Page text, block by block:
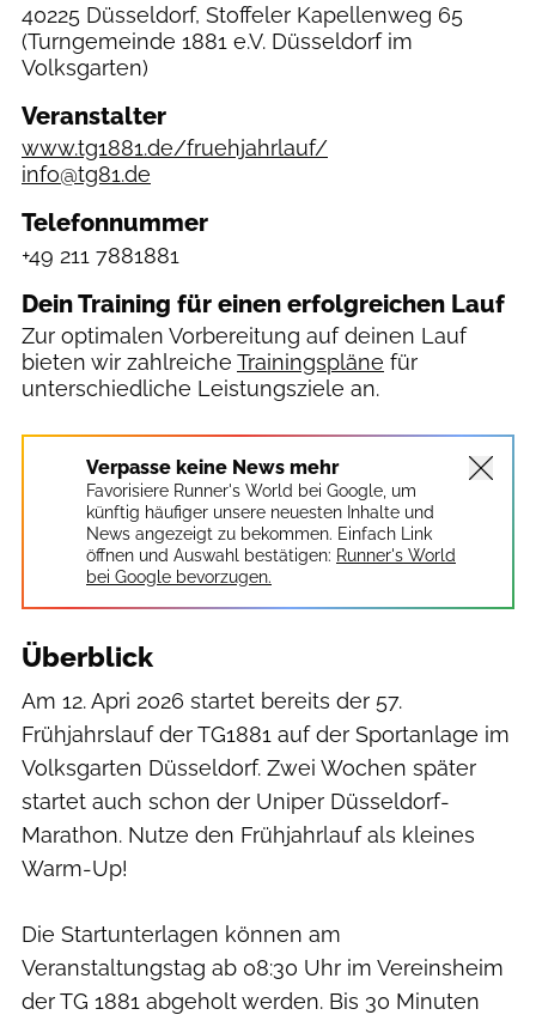
40225 Düsseldorf, Stoffeler Kapellenweg 65
(Turngemeinde 1881 e.V. Düsseldorf im
Volksgarten)
Veranstalter
www.tg1881.de/fruehjahrlauf/
info@tg81.de
Telefonnummer
+49 211 7881881
Dein Training für einen erfolgreichen Lauf
Zur optimalen Vorbereitung auf deinen Lauf
bieten wir zahlreiche Trainingspläne für
unterschiedliche Leistungsziele an.
Verpasse keine News mehr
Favorisiere Runner's World bei Google, um
künftig häufiger unsere neuesten Inhalte und
News angezeigt zu bekommen. Einfach Link
öffnen und Auswahl bestätigen: Runner's World
bei Google bevorzugen.
Überblick
Am 12. Apri 2026 startet bereits der 57.
Frühjahrslauf der TG1881 auf der Sportanlage im
Volksgarten Düsseldorf. Zwei Wochen später
startet auch schon der Uniper Düsseldorf-
Marathon. Nutze den Frühjahrlauf als kleines
Warm-Up!
Die Startunterlagen können am
Veranstaltungstag ab 08:30 Uhr im Vereinsheim
der TG 1881 abgeholt werden. Bis 30 Minuten